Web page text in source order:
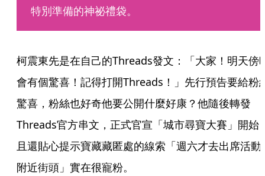
特別準備的神祕禮袋。
柯震東先是在自己的Threads發文：「大家！明天傍
會有個驚喜！記得打開Threads！」先行預告要給粉
驚喜，粉絲也好奇他要公開什麼好康？他隨後轉發
Threads官方串文，正式官宣「城市尋寶大賽」開始
且還貼心提示寶藏藏匿處的線索「週六才去出席活動
附近街頭」實在很寵粉。